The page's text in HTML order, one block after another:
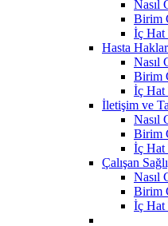
Nasıl
Birim
İç Hat
Hasta
Nasıl
Birim
İç Hat
İletişim ve
Nasıl
Birim
İç Hat
Çalışan
Nasıl
Birim
İç Hat